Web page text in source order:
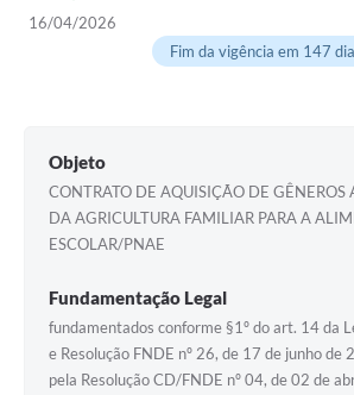
16/04/2026
Fim da vigência em 147
Objeto
CONTRATO DE AQUISIÇÃO DE
DA AGRICULTURA FAMILIAR PARA A
ESCOLAR/PNAE
Fundamentação Legal
fundamentados conforme §1º do art. 14 da
e Resolução FNDE nº 26, de 17 de junho de
pela Resolução CD/FNDE nº 04, de 02 de